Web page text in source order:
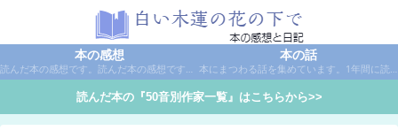
本の感想
読んだ本の感想です。読んだ本の感想です。本は作家名で50音別に分類しています。
本の話
本にまつわる話を集めています。1年間に読んだ本の総括や、本に関する話題など。
読んだ本の『50音別作家一覧』はこちらから>>